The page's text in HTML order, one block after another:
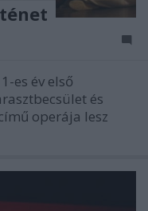
es év első
és
operája lesz